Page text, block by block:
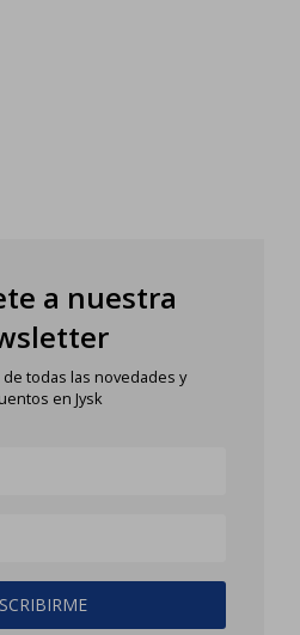
a nuestra
todas las novedades y
en Jysk